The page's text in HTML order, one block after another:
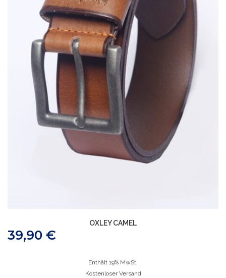
OXLEY CAMEL
39,90 €
Enthält 19% MwSt.
Kostenloser Versand